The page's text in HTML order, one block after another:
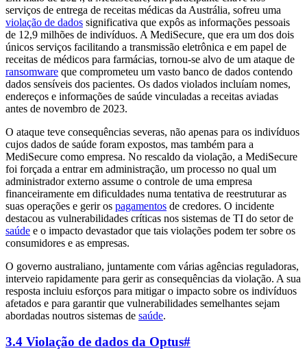
serviços de entrega de receitas médicas da Austrália, sofreu uma
violação de dados significativa que expôs as informações pessoais
de 12,9 milhões de indivíduos. A MediSecure, que era um dos dois
únicos serviços facilitando a transmissão eletrônica e em papel de
receitas de médicos para farmácias, tornou-se alvo de um ataque de
ransomware que comprometeu um vasto banco de dados contendo
dados sensíveis dos pacientes. Os dados violados incluíam nomes,
endereços e informações de saúde vinculadas a receitas aviadas
antes de novembro de 2023.
O ataque teve consequências severas, não apenas para os indivíduos
cujos dados de saúde foram expostos, mas também para a
MediSecure como empresa. No rescaldo da violação, a MediSecure
foi forçada a entrar em administração, um processo no qual um
administrador externo assume o controle de uma empresa
financeiramente em dificuldades numa tentativa de reestruturar as
suas operações e gerir os pagamentos de credores. O incidente
destacou as vulnerabilidades críticas nos sistemas de TI do setor de
saúde e o impacto devastador que tais violações podem ter sobre os
consumidores e as empresas.
O governo australiano, juntamente com várias agências reguladoras,
interveio rapidamente para gerir as consequências da violação. A sua
resposta incluiu esforços para mitigar o impacto sobre os indivíduos
afetados e para garantir que vulnerabilidades semelhantes sejam
abordadas noutros sistemas de saúde.
3.4 Violação de dados da Optus#